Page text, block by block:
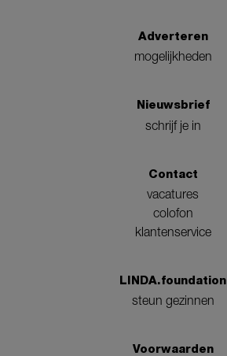
Adverteren
mogelijkheden
Nieuwsbrief
schrijf je in
Contact
vacatures
colofon
klantenservice
LINDA.foundation
steun gezinnen
Voorwaarden